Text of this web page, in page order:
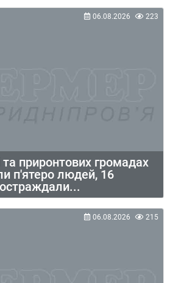
приронтових громадах
п'ятеро людей, 16
06.08.2026 223
06.08.2026 215